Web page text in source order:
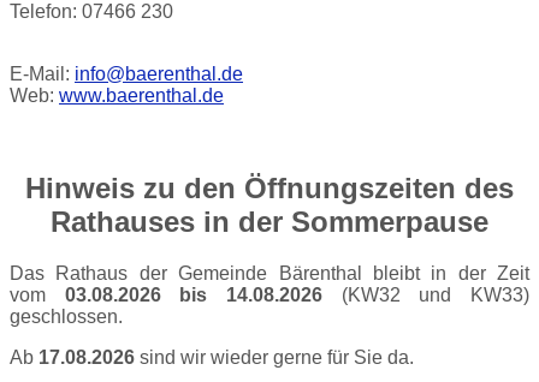
Telefon: 07466 230
E-Mail: info@baerenthal.de
Web: www.baerenthal.de
Hinweis zu den Öffnungszeiten des
Rathauses in der Sommerpause
Das Rathaus der Gemeinde Bärenthal bleibt in der Zeit
vom 03.08.2026 bis 14.08.2026 (KW32 und KW33)
geschlossen.
Ab 17.08.2026 sind wir wieder gerne für Sie da.